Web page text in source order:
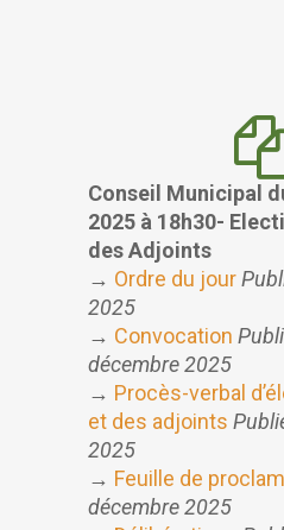
Conseil Municipal
2025 à 18h30-
des Adjoints
→ Ordre du jour
2025
→ Convocation
décembre 2025
→ Procès-verbal
et des adjoints
2025
→ Feuille de
décembre 2025